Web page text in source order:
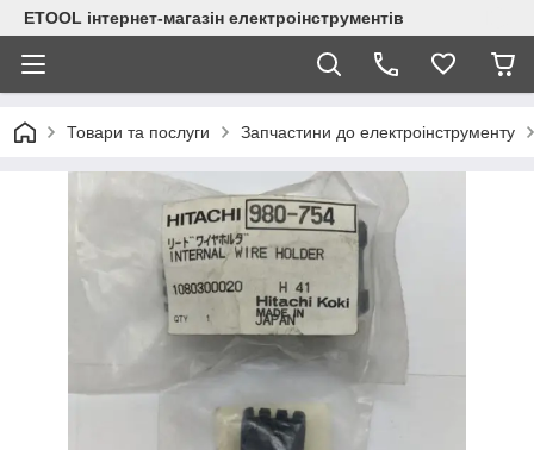
ETOOL інтернет-магазін електроінструментів
Товари та послуги Запчастини до електроінструменту